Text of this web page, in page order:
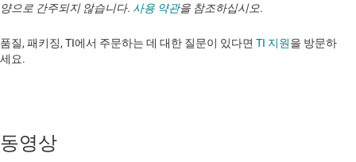
양으로 간주되지 않습니다. 사용 약관을 참조하십시오.
품질, 패키징, TI에서 주문하는 데 대한 질문이 있다면 TI 지원을 방문하
세요. ​​​​​​​​​​​​​​
동영상